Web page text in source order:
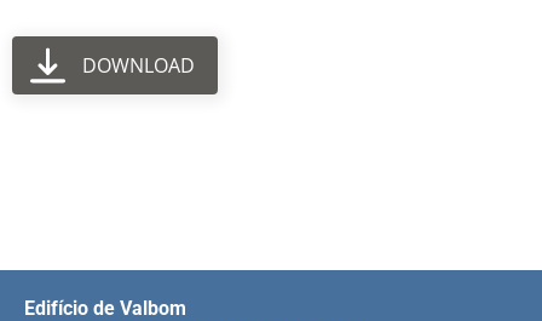
DOWNLOAD
Edifício de Valbom